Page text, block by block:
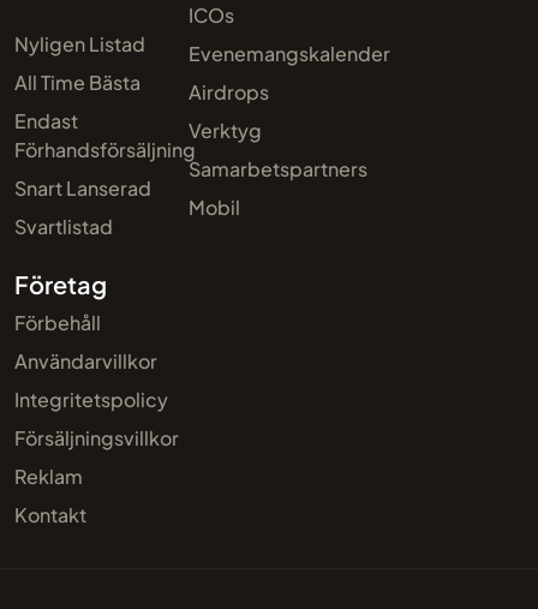
Nyligen Listad
All Time Bästa
Endast
Förhandsförsäljning
Snart Lanserad
Svartlistad
ICOs
Evenemangskalender
Airdrops
Verktyg
Samarbetspartners
Mobil
Företag
Förbehåll
Användarvillkor
Integritetspolicy
Försäljningsvillkor
Reklam
Kontakt